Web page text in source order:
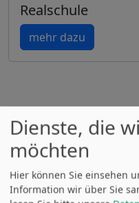
Realschule
mehr dazu
Dienste, die
möchten
Hier können Sie einsehen
Information wir über Sie